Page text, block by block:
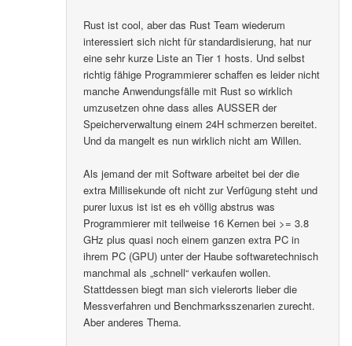
Rust ist cool, aber das Rust Team wiederum
interessiert sich nicht für standardisierung, hat nur
eine sehr kurze Liste an Tier 1 hosts. Und selbst
richtig fähige Programmierer schaffen es leider nicht
manche Anwendungsfälle mit Rust so wirklich
umzusetzen ohne dass alles AUSSER der
Speicherverwaltung einem 24H schmerzen bereitet.
Und da mangelt es nun wirklich nicht am Willen.
Als jemand der mit Software arbeitet bei der die
extra Millisekunde oft nicht zur Verfügung steht und
purer luxus ist ist es eh völlig abstrus was
Programmierer mit teilweise 16 Kernen bei >= 3.8
GHz plus quasi noch einem ganzen extra PC in
ihrem PC (GPU) unter der Haube softwaretechnisch
manchmal als „schnell“ verkaufen wollen.
Stattdessen biegt man sich vielerorts lieber die
Messverfahren und Benchmarksszenarien zurecht.
Aber anderes Thema.